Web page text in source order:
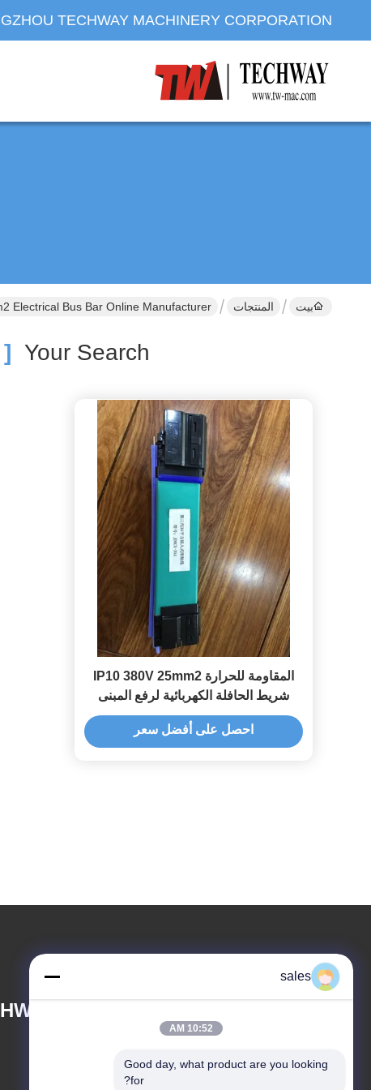
TECHWAY MACHINERY CORPORATION
بيت المنتجات Electrical Bus Bar Online Manufacturer
Your Search
Bus Bar ]
المقاومة للحرارة IP10 380V 25mm2
شريط الحافلة الكهربائية لرفع المبنى
احصل على أفضل سعر
MACHINERY
sales
10:52 AM
Good day, what product are you looking
for?